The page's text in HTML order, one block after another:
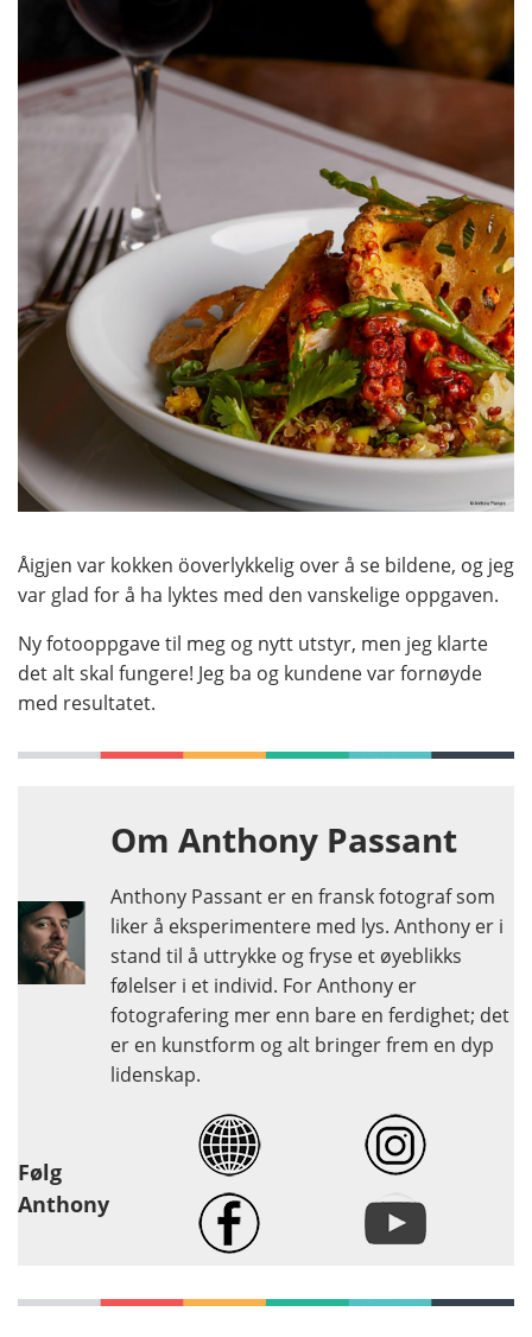
Åigjen var kokken öoverlykkelig over å se bildene, og jeg
var glad for å ha lyktes med den vanskelige oppgaven.
Ny fotooppgave til meg og nytt utstyr, men jeg klarte
det alt skal fungere! Jeg ba og kundene var fornøyde
med resultatet.
Om Anthony Passant
Anthony Passant er en fransk fotograf som
liker å eksperimentere med lys. Anthony er i
stand til å uttrykke og fryse et øyeblikks
følelser i et individ. For Anthony er
fotografering mer enn bare en ferdighet; det
er en kunstform og alt bringer frem en dyp
lidenskap.
Følg
Anthony